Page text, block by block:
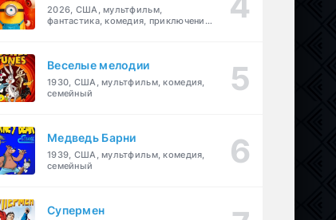
2026, США, мультфильм,
фантастика, комедия, приключения,
Веселые мелодии
1930, США, мультфильм, комедия,
семейный
Медведь Барни
1939, США, мультфильм, комедия,
семейный
Супермен